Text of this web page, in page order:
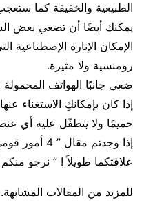
الطبيعية والخفيفة كما
يمكنك أيضًا أن تضعي بعض
الإمكان الإنارة
رومنسية ولا مثيرة.
ضعي جانبًا الهواتف المحمولة
إذا كان بإمكانكِ الاستغناء
حميمًا ولا يتطفّل عليه أي
إذا وجدتم
علاقتكما طويلاً ! ” نرجو
للمزيد من المقالات